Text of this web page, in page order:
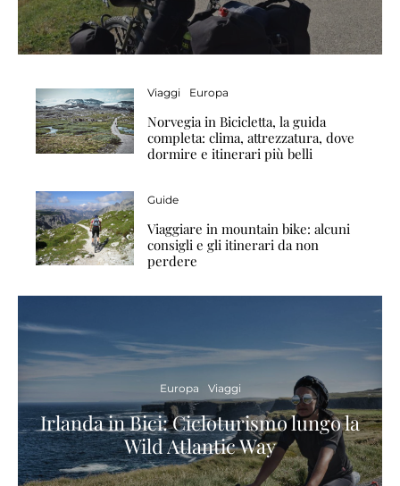
Viaggi Europa
Norvegia in Bicicletta, la guida
completa: clima, attrezzatura, dove
dormire e itinerari più belli
Guide
Viaggiare in mountain bike: alcuni
consigli e gli itinerari da non
perdere
Europa Viaggi
Irlanda in Bici: Cicloturismo lungo la
Wild Atlantic Way